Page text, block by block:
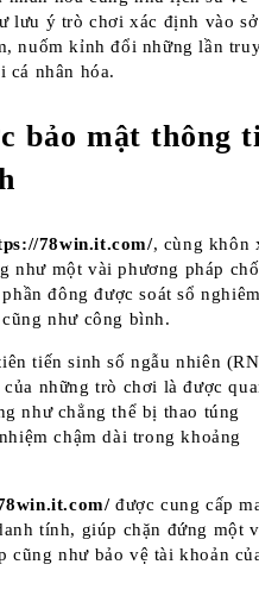
lưu ý trò chơi xác định vào sở
nuốm kỉnh đổi những lần
cá nhân hóa.
bảo mật thông
78win.it.com/, cùng khôn
như một vài phương pháp
đông được soát sổ
như công bình.
tiến sinh số ngẫu nhiên
những trò chơi là được
như chẳng thể bị thao túng
chậm dài trong khoảng
được cung cấp
tính, giúp chặn đứng một
cũng như bảo vệ tài khoản